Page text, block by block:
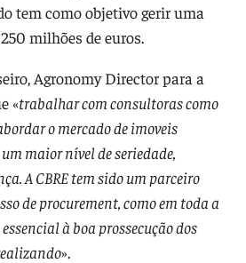
tem como objetivo gerir uma
milhões de euros.
Agronomy Director para a
«trabalhar com consultoras como
o mercado de imoveis
maior nível de seriedade,
A CBRE tem sido um parceiro
de procurement, como em toda a
à boa prossecução dos
».